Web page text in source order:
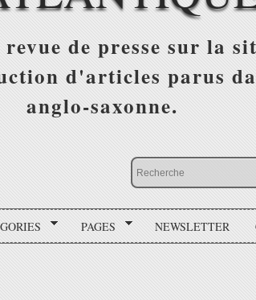
de presse sur la
d'articles parus
anglo-saxonne.
PAGES NEWSLETTER